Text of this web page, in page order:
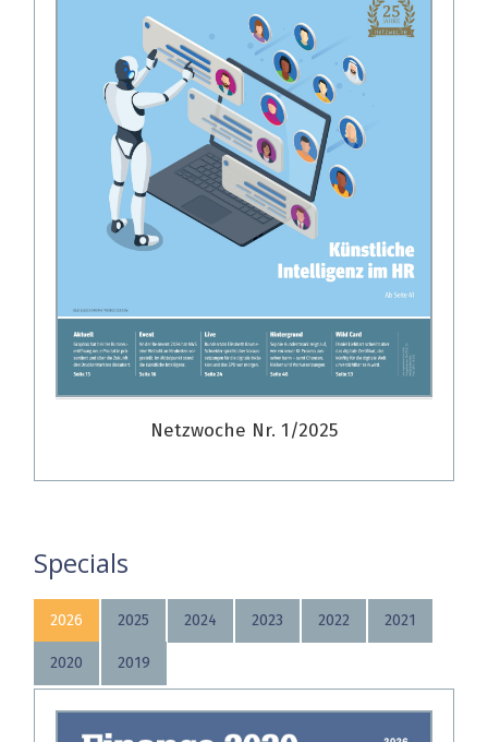
Netzwoche Nr. 1/2025
Specials
2026 2025 2024 2023 2022 2021
2020 2019